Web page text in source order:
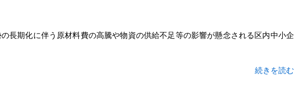
長期化に伴う原材料費の高騰や物資の供給不足等の影響が懸念される区内中小企
続きを読む